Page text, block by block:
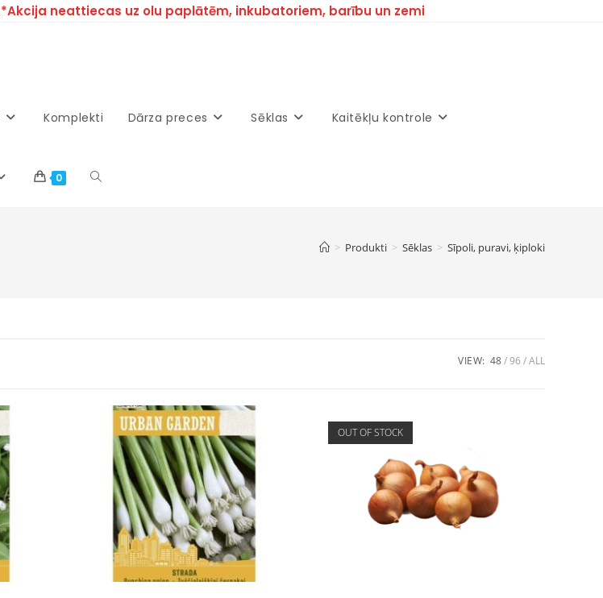
*Akcija neattiecas uz olu paplātēm, inkubatoriem, barību un zemi
Komplekti Dārza preces Sēklas Kaitēkļu kontrole
0
> Produkti > Sēklas > Sīpoli, puravi, ķiploki
VIEW: 48 96 ALL
OUT OF STOCK